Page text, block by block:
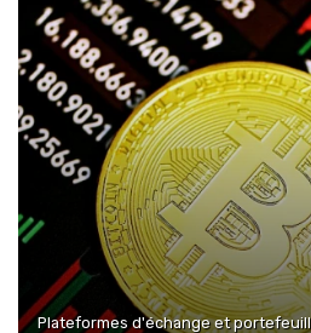
Plateformes d'échange et